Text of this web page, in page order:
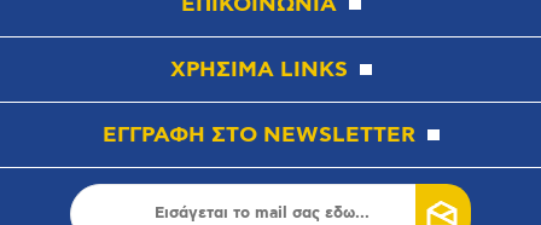
ΧΡΗΣΙΜΑ LINKS
ΕΓΓΡΑΦΗ ΣΤΟ NEWSLETTER